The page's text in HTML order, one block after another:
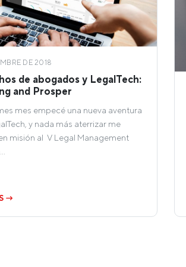
DE 2018
de abogados y LegalTech:
and Prosper
mes empecé una nueva aventura
y nada más aterrizar me
misión al V Legal Management
→